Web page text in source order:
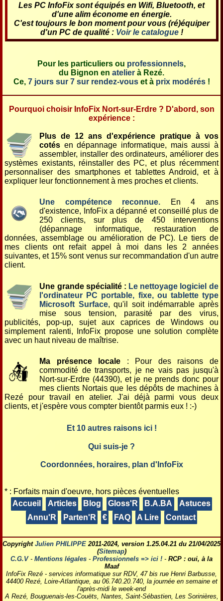
Les PC InfoFix sont équipés en Wifi, Bluetooth, et
d'une alim économe en énergie.
C'est toujours le bon moment pour vous (ré)équiper
d'un PC de qualité : Voir le catalogue!
Pour les particuliers ou professionnels,
du Bignon en atelier à Rezé.
Ce, 7 jours sur 7 sur rendez-vouset à prix modérés!
Pourquoi choisir InfoFix Nort-sur-Erdre ? D'abord, son
expérience :
Plus de 12 ans d'expérience pratique à vos
cotés en dépannage informatique, mais aussi à
assembler, installer des ordinateurs, améliorer des
systèmes existants, réinstaller des PC, et plus récemment
personnaliser des smartphones et tablettes Android, et à
expliquer leur fonctionnement à mes proches et clients.
Une compétence reconnue. En 4 ans
d'existence, InfoFix a dépanné et conseillé plus de
250 clients, sur plus de 450 interventions
(dépannage informatique, restauration de
données, assemblage ou amélioration de PC). Le tiers de
mes clients ont refait appel à moi dans les 2 années
suivantes, et 15% sont venus sur recommandation d'un autre
client.
Une grande spécialité : Le nettoyage logiciel de
l'ordinateur PC portable, fixe, ou tablette type
Microsoft Surface, qu'il soit indémarrable après
mise sous tension, parasité par des virus,
publicités, pop-up, sujet aux caprices de Windows ou
simplement ralenti, InfoFix propose une solution complète
avec un haut niveau de maîtrise.
Ma présence locale : Pour des raisons de
commodité de transports, je ne vais pas jusqu'à
Nort-sur-Erdre (44390), et je ne prends donc pour
mes clients Nortais que les dépôts de machines à
Rezé pour travail en atelier. J'ai déjà parmi vous deux
clients, et j'espère vous compter bientôt parmis eux ! :-)
Et 10 autres raisons ici !
Qui suis-je ?
Coordonnées, horaires, plan d'InfoFix
* : Forfaits main d'oeuvre, hors pièces éventuelles
Accueil
Articles Blog Gloss'R B.A.BA
Astuces
Annu'R
Parten'R € FAQ A Lire Contact
Copyright Julien PHILIPPE 2011-2024, version 1.25.04.21 du 21/04/2025
(Sitemap)
C.G.V- Mentions légales - Professionnels => ici ! - RCP : oui, à la
Maaf
InfoFix Rezé - services informatique sur RDV, 47 bis rue Henri Barbusse
44400 Rezé, Loire-Atlantique, au 06.740.20.740, la journée en semaine et
l'après-midi le week-end
A Rezé, Bouguenais-les-Couëts, Nantes, Saint-Sébastien, Les Sorinières,